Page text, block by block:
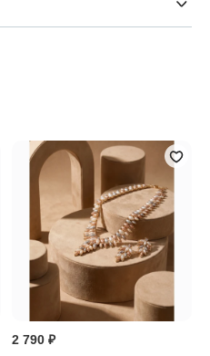
2 790 ₽